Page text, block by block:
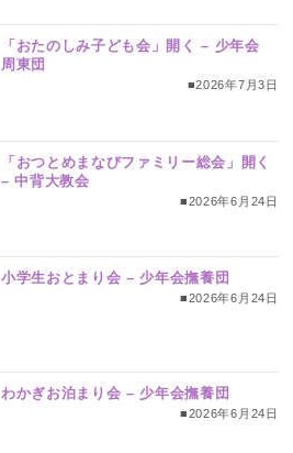
「おたのしみ子ども会」開く – 少年会
周東団
■2026年7月3日
「おつとめまなびファミリー総会」開く
– 中背大教会
■2026年6月24日
小学生おとまり会 – 少年会撫養団
■2026年6月24日
わかぎお泊まり会 – 少年会撫養団
■2026年6月24日